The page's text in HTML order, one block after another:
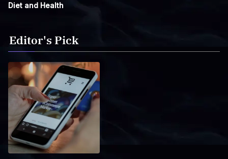
Diet and Health
Editor's Pick